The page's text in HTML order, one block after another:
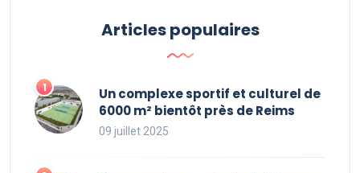
Articles populaires
Un complexe sportif et culturel de
6000 m² bientôt près de Reims
09 juillet 2025